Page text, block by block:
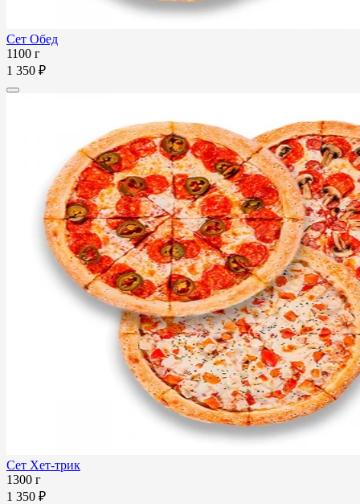
Сет Обед
1100 г
1 350 ₽
Сет Хет-трик
1300 г
1 350 ₽